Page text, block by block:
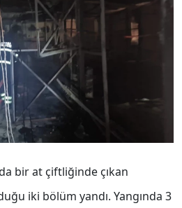
bir at çiftliğinde çıkan
iki bölüm yandı. Yangında 3